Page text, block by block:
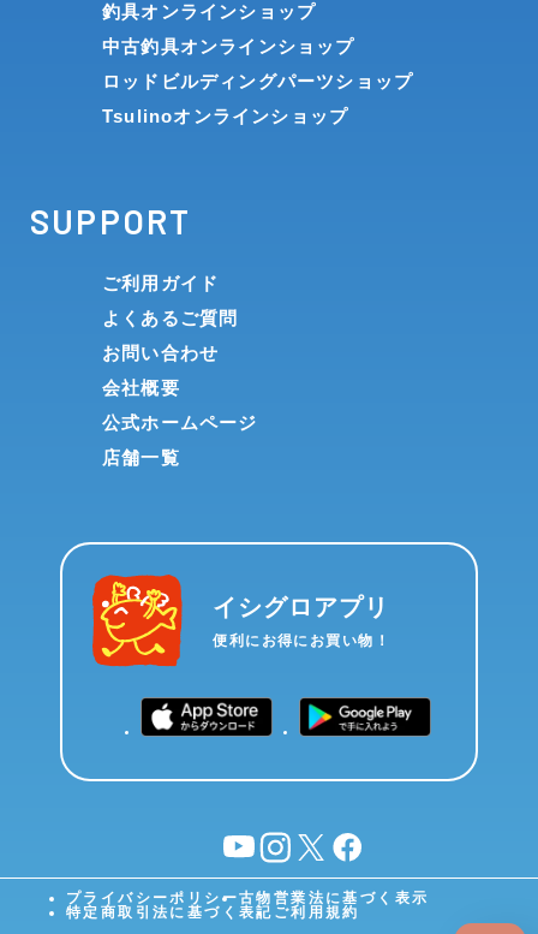
釣具オンラインショップ
中古釣具オンラインショップ
ロッドビルディングパーツショップ
Tsulinoオンラインショップ
SUPPORT
ご利用ガイド
よくあるご質問
お問い合わせ
会社概要
公式ホームページ
店舗一覧
イシグロアプリ
便利にお得にお買い物！
YouTubeinstagram
X facebook
プライバシーポリシー古物営業法に基づく表示
特定商取引法に基づく表記 ご利用規約